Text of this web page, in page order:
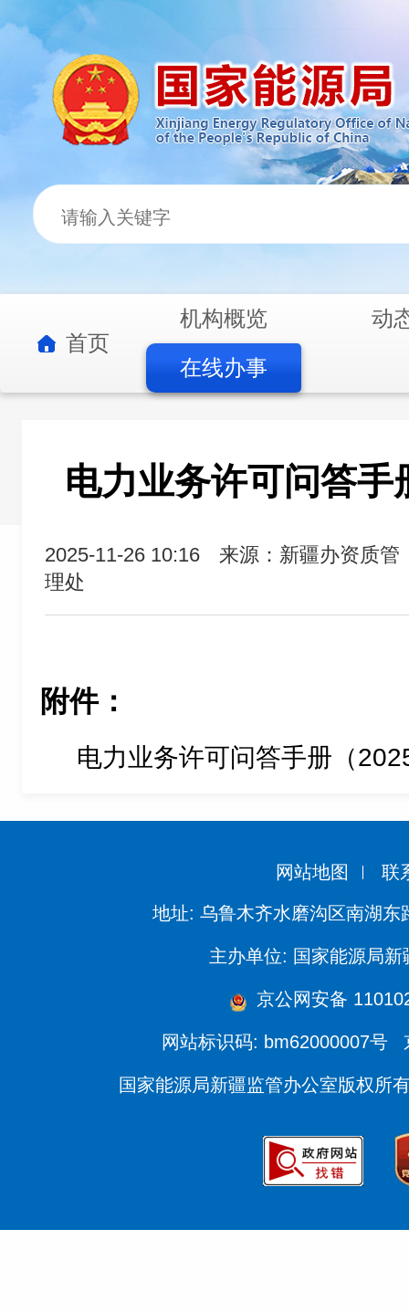
首页
机构概览
动
在线办事
电力业务许可问答手
2025-11-26 10:16
来源：新疆办资质管
理处
附件：
电力业务许可问答手册（
网站地图 联
地址: 乌鲁木齐水磨沟区南湖东
主办单位: 国家能源局新
京公网安备
网站标识码: bm62000007号
国家能源局新疆监管办公室版权所